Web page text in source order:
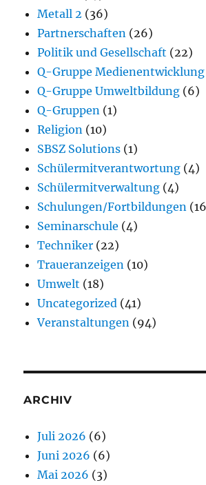
Metall 2 (36)
Partnerschaften (26)
Politik und Gesellschaft (22)
Q-Gruppe Medienentwicklung
Q-Gruppe Umweltbildung (6)
Q-Gruppen (1)
Religion (10)
SBSZ Solutions (1)
Schülermitverantwortung (4)
Schülermitverwaltung (4)
Schulungen/Fortbildungen
Seminarschule (4)
Techniker (22)
Traueranzeigen (10)
Umwelt (18)
Uncategorized (41)
Veranstaltungen (94)
ARCHIV
Juli 2026 (6)
Juni 2026 (6)
Mai 2026 (3)